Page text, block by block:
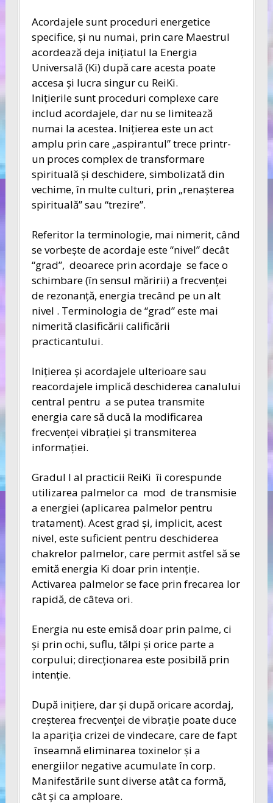
Acordajele sunt proceduri energetice
specifice, şi nu numai, prin care Maestrul
acordează deja iniţiatul la Energia
Universală (Ki) după care acesta poate
accesa şi lucra singur cu ReiKi.
Iniţierile sunt proceduri complexe care
includ acordajele, dar nu se limitează
numai la acestea. Iniţierea este un act
amplu prin care „aspirantul” trece printr-
un proces complex de transformare
spirituală şi deschidere, simbolizată din
vechime, în multe culturi, prin „renaşterea
spirituală” sau “trezire”.
Referitor la terminologie, mai nimerit, când
se vorbeşte de acordaje este “nivel” decât
“grad”, deoarece prin acordaje se face o
schimbare (în sensul măririi) a frecvenţei
de rezonanţă, energia trecând pe un alt
nivel . Terminologia de “grad” este mai
nimerită clasificării calificării
practicantului.
Iniţierea şi acordajele ulterioare sau
reacordajele implică deschiderea canalului
central pentru a se putea transmite
energia care să ducă la modificarea
frecvenţei vibraţiei şi transmiterea
informaţiei.
Gradul I al practicii ReiKi îi corespunde
utilizarea palmelor ca mod de transmisie
a energiei (aplicarea palmelor pentru
tratament). Acest grad şi, implicit, acest
nivel, este suficient pentru deschiderea
chakrelor palmelor, care permit astfel să se
emită energia Ki doar prin intenţie.
Activarea palmelor se face prin frecarea lor
rapidă, de câteva ori.
Energia nu este emisă doar prin palme, ci
şi prin ochi, suflu, tălpi şi orice parte a
corpului; direcţionarea este posibilă prin
intenţie.
După iniţiere, dar şi după oricare acordaj,
creşterea frecvenţei de vibraţie poate duce
la apariţia crizei de vindecare, care de fapt
înseamnă eliminarea toxinelor şi a
energiilor negative acumulate în corp.
Manifestările sunt diverse atât ca formă,
cât şi ca amploare.